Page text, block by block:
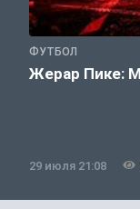
ФУТБОЛ
Жерар Пике:
29 июля 21:08